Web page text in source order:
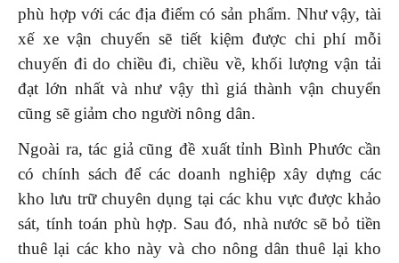
phù hợp với các địa điểm có sản phẩm. Như vậy, tài
xế xe vận chuyển sẽ tiết kiệm được chi phí mỗi
chuyến đi do chiều đi, chiều về, khối lượng vận tải
đạt lớn nhất và như vậy thì giá thành vận chuyển
cũng sẽ giảm cho người nông dân.
Ngoài ra, tác giả cũng đề xuất tỉnh Bình Phước cần
có chính sách để các doanh nghiệp xây dựng các
kho lưu trữ chuyên dụng tại các khu vực được khảo
sát, tính toán phù hợp. Sau đó, nhà nước sẽ bỏ tiền
thuê lại các kho này và cho nông dân thuê lại kho